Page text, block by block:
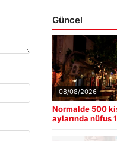
Güncel
08/08/2026
Normalde 500
aylarında nüfus